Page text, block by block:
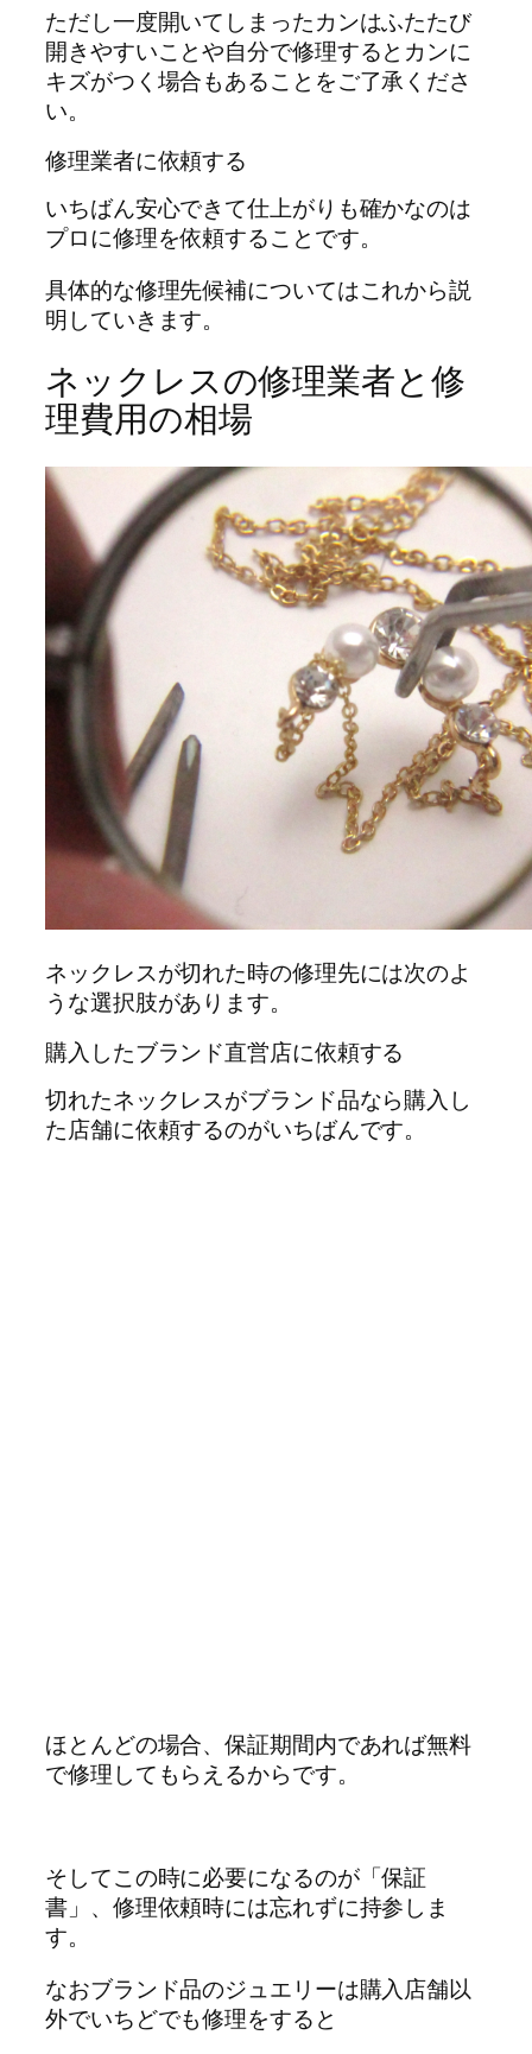
ただし一度開いてしまったカンはふたたび
開きやすいことや自分で修理するとカンに
キズがつく場合もあることをご了承くださ
い。
修理業者に依頼する
いちばん安心できて仕上がりも確かなのは
プロに修理を依頼することです。
具体的な修理先候補についてはこれから説
明していきます。
ネックレスの修理業者と修
理費用の相場
ネックレスが切れた時の修理先には次のよ
うな選択肢があります。
購入したブランド直営店に依頼する
切れたネックレスがブランド品なら購入し
た店舗に依頼するのがいちばんです。
ほとんどの場合、保証期間内であれば無料
で修理してもらえるからです。
そしてこの時に必要になるのが「保証
書」、修理依頼時には忘れずに持参しま
す。
なおブランド品のジュエリーは購入店舗以
外でいちどでも修理をすると